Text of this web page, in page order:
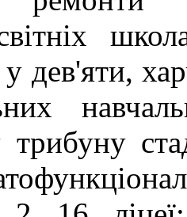
у дев'яти,
трибуну